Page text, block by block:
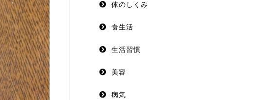
体のしくみ
食生活
生活習慣
美容
病気